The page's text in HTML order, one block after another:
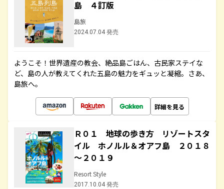
島 ４訂版
島旅
2024.07.04 発売
ようこそ！世界遺産の教会、絶品島ごはん、古民家ステイな
ど、島の人が教えてくれた五島の魅力をギュッと凝縮。さあ、
島旅へ。
詳細を見る
Ｒ０１ 地球の歩き方 リゾートスタ
イル ホノルル＆オアフ島 ２０１８
～２０１９
Resort Style
2017.10.04 発売